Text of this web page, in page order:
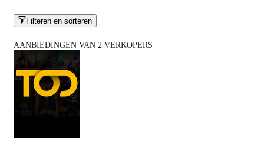
Filteren en sorteren
AANBIEDINGEN VAN 2 VERKOPERS